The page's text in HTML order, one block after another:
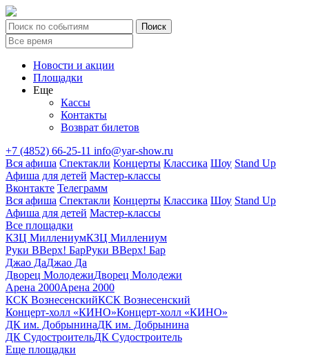
Новости и акции
Площадки
Еще
Кассы
Контакты
Возврат билетов
+7 (4852) 66-25-11 info@yar-show.ru
Вся афиша Спектакли Концерты Классика Шоу Stand Up
Афиша для детей Мастер-классы
Вконтакте Телеграмм
Вся афиша Спектакли Концерты Классика Шоу Stand Up
Афиша для детей Мастер-классы
Все площадки
КЗЦ МиллениумКЗЦ Миллениум
Руки ВВерх! БарРуки ВВерх! Бар
Джао ДаДжао Да
Дворец МолодежиДворец Молодежи
Арена 2000Арена 2000
КСК ВознесенскийКСК Вознесенский
Концерт-холл «КИНО»Концерт-холл «КИНО»
ДК им. ДобрынинаДК им. Добрынина
ДК СудостроительДК Судостроитель
Еще площадки